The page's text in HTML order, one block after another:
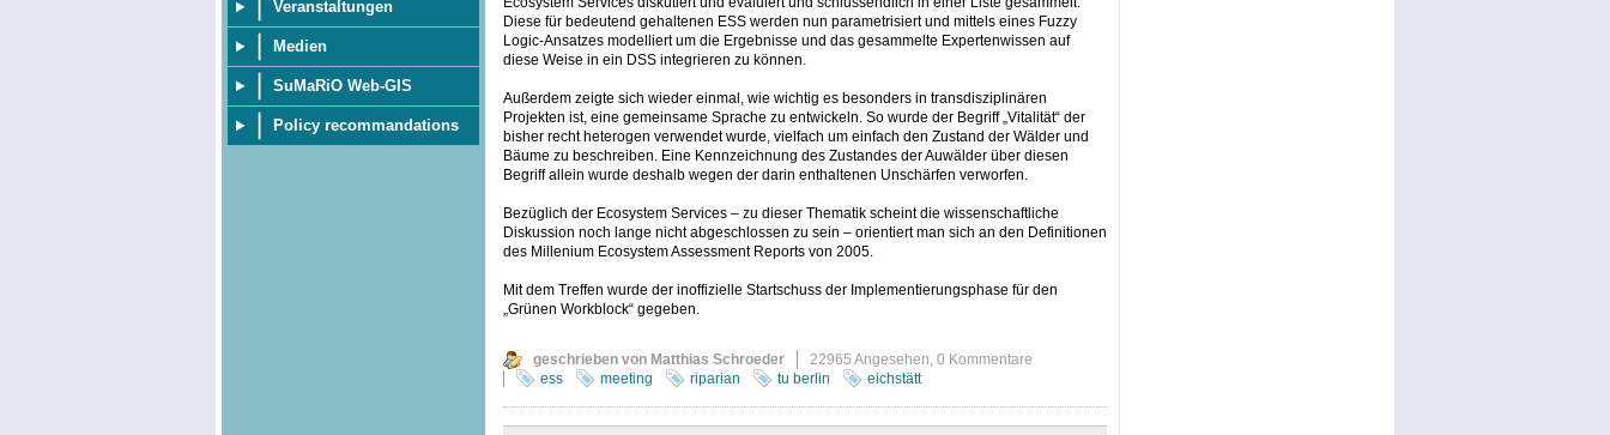
Veranstaltungen
Medien
SuMaRiO Web-GIS
Policy recommandations
Diese für bedeutend gehaltenen ESS werden nun parametrisiert und mittels eines Fuzzy
Logic-Ansatzes modelliert um die Ergebnisse und das gesammelte Expertenwissen auf
diese Weise in ein DSS integrieren zu können.
Außerdem zeigte sich wieder einmal, wie wichtig es besonders in transdisziplinären
Projekten ist, eine gemeinsame Sprache zu entwickeln. So wurde der Begriff „Vitalität“ der
bisher recht heterogen verwendet wurde, vielfach um einfach den Zustand der Wälder und
Bäume zu beschreiben. Eine Kennzeichnung des Zustandes der Auwälder über diesen
Begriff allein wurde deshalb wegen der darin enthaltenen Unschärfen verworfen.
Bezüglich der Ecosystem Services – zu dieser Thematik scheint die wissenschaftliche
Diskussion noch lange nicht abgeschlossen zu sein – orientiert man sich an den Definitionen
des Millenium Ecosystem Assessment Reports von 2005.
Mit dem Treffen wurde der inoffizielle Startschuss der Implementierungsphase für den
„Grünen Workblock“ gegeben.
geschrieben von Matthias Schroeder 22965 Angesehen, 0 Kommentare
ess
meeting riparian tu berlin eichstätt